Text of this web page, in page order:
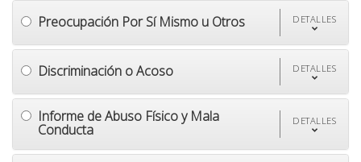
Preocupación Por Sí Mismo u Otros DETALLES
Discriminación o Acoso DETALLES
Informe de Abuso Físico y Mala
Conducta
DETALLES